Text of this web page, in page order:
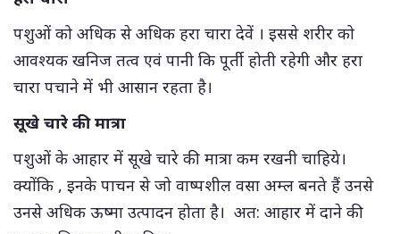
पशुओं को अधिक से अधिक हरा चारा देवें । इससे शरीर को
आवश्यक खनिज तत्व एवं पानी कि पूर्ती होती रहेगी और हरा
चारा पचाने में भी आसान रहता है।
सूखे चारे की मात्रा
पशुओं के आहार में सूखे चारे की मात्रा कम रखनी चाहिये।
क्योंकि , इनके पाचन से जो वाष्पशील वसा अम्ल बनते हैं उनसे
उनसे अधिक ऊष्मा उत्पादन होता है। अत: आहार में दाने की